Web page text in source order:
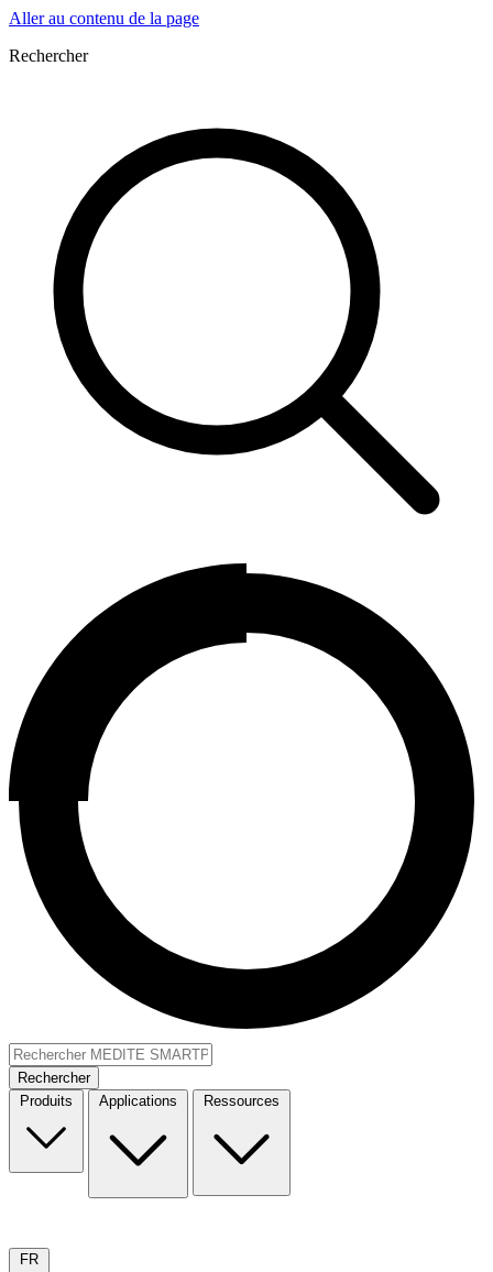
Aller au contenu de la page
Rechercher
Rechercher
Produits
Applications Ressources
FR